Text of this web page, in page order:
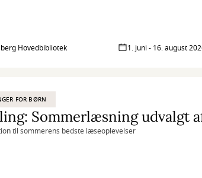
Hovedbibliotek 1. juni - 16. august
FOR BØRN
Sommerlæsning udvalgt
til sommerens bedste læseoplevelser